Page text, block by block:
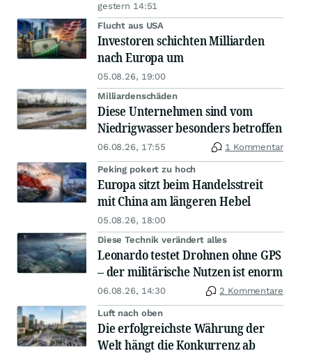
gestern 14:51
Flucht aus USA
Investoren schichten Milliarden
nach Europa um
05.08.26, 19:00
Milliardenschäden
Diese Unternehmen sind vom
Niedrigwasser besonders betroffen
06.08.26, 17:55 1 Kommentar
Peking pokert zu hoch
Europa sitzt beim Handelsstreit
mit China am längeren Hebel
05.08.26, 18:00
Diese Technik verändert alles
Leonardo testet Drohnen ohne GPS
– der militärische Nutzen ist enorm
06.08.26, 14:30 2 Kommentare
Luft nach oben
Die erfolgreichste Währung der
Welt hängt die Konkurrenz ab